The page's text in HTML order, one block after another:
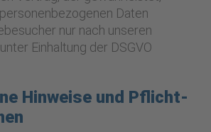
Daten
nur nach unseren
Einhaltung der DSGVO
Hinweise und Pflicht­